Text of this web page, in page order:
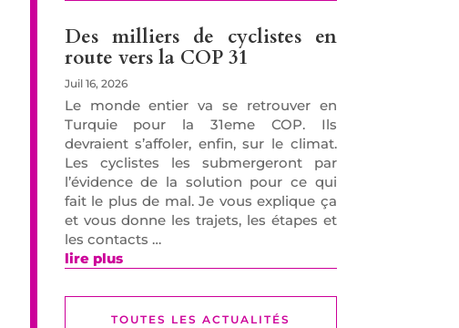
Des milliers de cyclistes en
route vers la COP 31
Juil 16, 2026
Le monde entier va se retrouver en
Turquie pour la 31eme COP. Ils
devraient s’affoler, enfin, sur le climat.
Les cyclistes les submergeront par
l’évidence de la solution pour ce qui
fait le plus de mal. Je vous explique ça
et vous donne les trajets, les étapes et
les contacts …
lire plus
TOUTES LES ACTUALITÉS